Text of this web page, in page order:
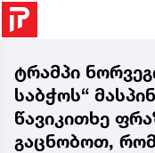
ტრამპი
საბჭოს“
წავიკითხე
გაცნობოთ, რომ